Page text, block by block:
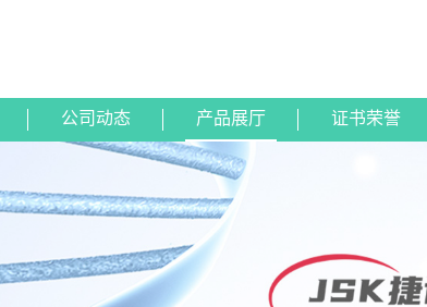
公司动态 产品展厅 证书荣誉